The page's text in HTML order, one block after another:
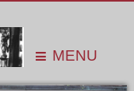
MENU